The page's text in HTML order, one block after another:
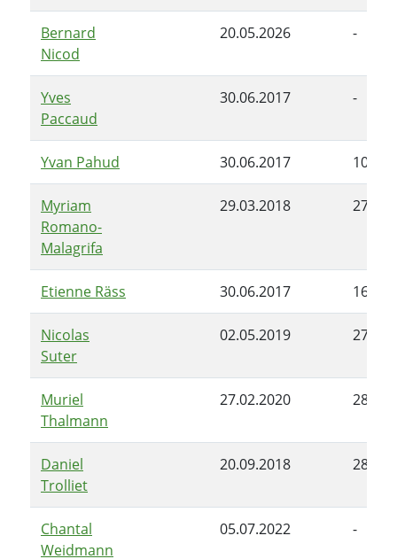
Bernard
Nicod
20.05.2026 -
Yves
Paccaud
30.06.2017 -
Yvan Pahud 30.06.2017
Myriam
Romano-
Malagrifa
29.03.2018
Etienne Räss 30.06.2017
Nicolas
Suter
02.05.2019
Muriel
Thalmann
27.02.2020
Daniel
Trolliet
20.09.2018
Chantal
Weidmann
05.07.2022 -